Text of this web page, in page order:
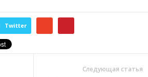
Twitter
Следующая статья